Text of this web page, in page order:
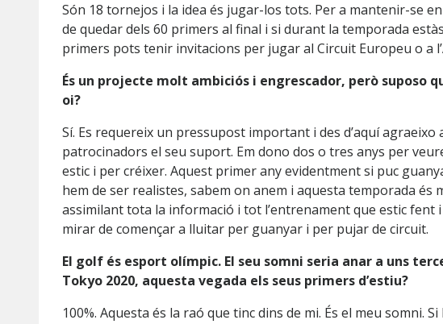
Són 18 tornejos i la idea és jugar-los tots. Per a mantenir-se
de quedar dels 60 primers al final i si durant la temporada
primers pots tenir invitacions per jugar al Circuit Europeu o a
És un projecte molt ambiciós i engrescador, però suposo
oi?
Sí. Es requereix un pressupost important i des d’aquí agraeixo
patrocinadors el seu suport. Em dono dos o tres anys per
estic i per créixer. Aquest primer any evidentment si puc
hem de ser realistes, sabem on anem i aquesta temporada és
assimilant tota la informació i tot l’entrenament que estic fent i
mirar de començar a lluitar per guanyar i per pujar de circuit.
El golf és esport olímpic. El seu somni seria anar a uns
Tokyo 2020, aquesta vegada els seus primers d’estiu?
100%. Aquesta és la raó que tinc dins de mi. És el meu somni.